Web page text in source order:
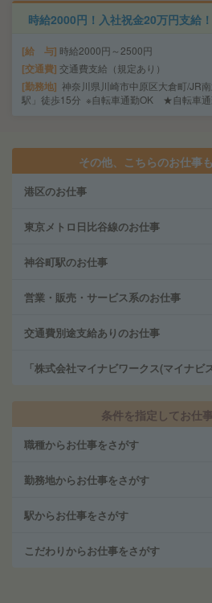
時給2000円！入社祝金20万円支給
給 与 時給2000円～2500円
交通費 交通費支給（規定あり）
勤務地 神奈川県川崎市中原区大倉町/JR
駅」徒歩15分 ※自転車通勤OK ★自転車通
その他、こちらのお仕事
港区のお仕事
東京メトロ日比谷線のお仕事
神谷町駅のお仕事
営業・販売・サービス系のお仕事
交通費別途支給ありのお仕事
「株式会社マイナビワークス(マイナビ
条件を指定してお仕
職種からお仕事をさがす
勤務地からお仕事をさがす
駅からお仕事をさがす
こだわりからお仕事をさがす